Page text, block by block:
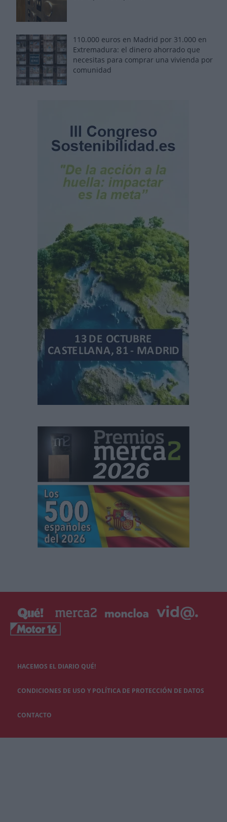
110.000 euros en Madrid por 31.000 en
Extremadura: el dinero ahorrado que
necesitas para comprar una vivienda por
comunidad
HACEMOS EL DIARIO QUÉ!
CONDICIONES DE USO Y POLÍTICA DE PROTECCIÓN DE DATOS
CONTACTO